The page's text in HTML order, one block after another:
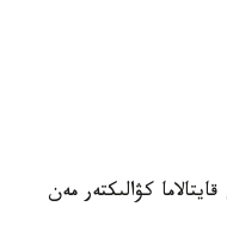
كۋالىكتەر مەن